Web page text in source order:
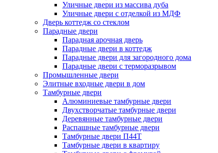
Уличные двери из массива дуба
Уличные двери с отделкой из МДФ
Дверь коттедж со стеклом
Парадные двери
Парадная арочная дверь
Парадные двери в коттедж
Парадные двери для загородного дома
Парадные двери с терморазрывом
Промышленные двери
Элитные входные двери в дом
Тамбурные двери
Алюминиевые тамбурные двери
Двухстворчатые тамбурные двери
Деревянные тамбурные двери
Распашные тамбурные двери
Тамбурные двери П44Т
Тамбурные двери в квартиру